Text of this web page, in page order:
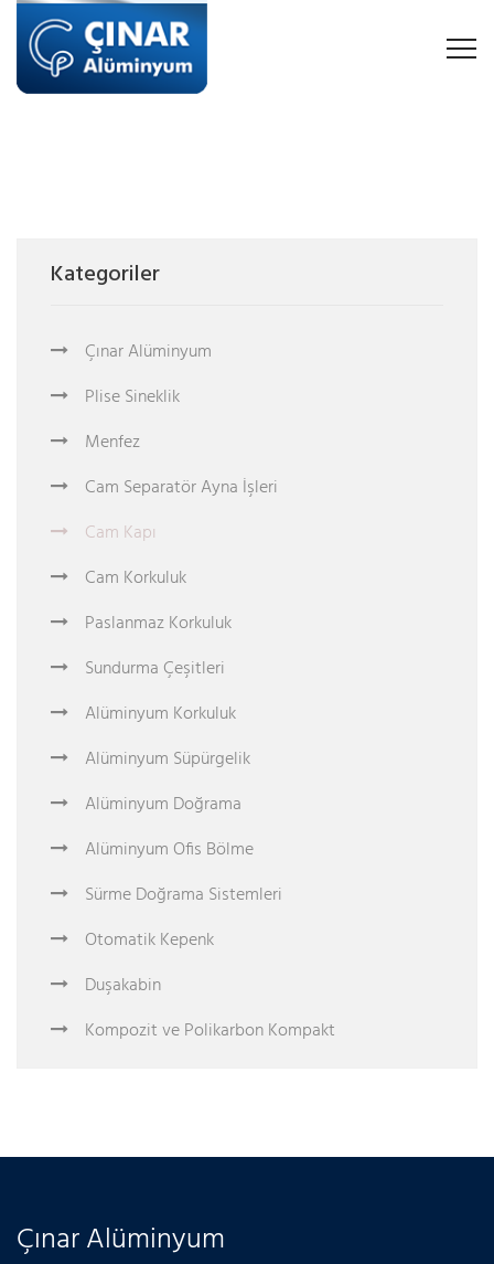
Kategoriler
Çınar Alüminyum
Plise Sineklik
Menfez
Cam Separatör Ayna İşleri
Cam Kapı
Cam Korkuluk
Paslanmaz Korkuluk
Sundurma Çeşitleri
Alüminyum Korkuluk
Alüminyum Süpürgelik
Alüminyum Doğrama
Alüminyum Ofis Bölme
Sürme Doğrama Sistemleri
Otomatik Kepenk
Duşakabin
Kompozit ve Polikarbon Kompakt
Çınar Alüminyum